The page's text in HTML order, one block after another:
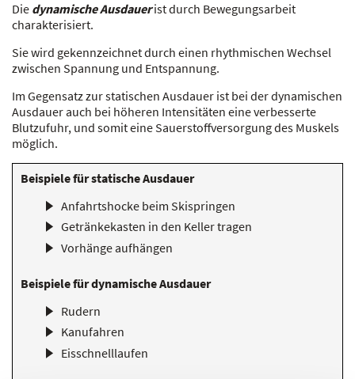
Die dynamische Ausdauerist durch Bewegungsarbeit
charakterisiert.
Sie wird gekennzeichnet durch einen rhythmischen Wechsel
zwischen Spannung und Entspannung.
Im Gegensatz zur statischen Ausdauer ist bei der dynamischen
Ausdauer auch bei höheren Intensitäten eine verbesserte
Blutzufuhr, und somit eine Sauerstoffversorgung des Muskels
möglich.
Beispiele für statische Ausdauer
Anfahrtshocke beim Skispringen
Getränkekasten in den Keller tragen
Vorhänge aufhängen
Beispiele für dynamische Ausdauer
Rudern
Kanufahren
Eisschnelllaufen